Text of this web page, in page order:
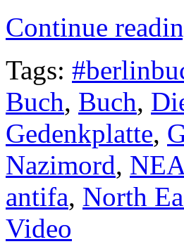
Continue
Tags:
Buch, Buch,
Gedenkplatte,
Nazimord, NEA
antifa, North
Video